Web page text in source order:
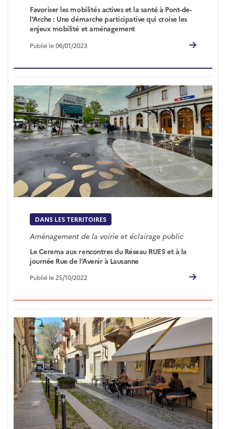
Favoriser les mobilités actives et la santé à Pont-de-
l'Arche : Une démarche participative qui croise les
enjeux mobilité et aménagement
Publié le 06/01/2023
DANS LES TERRITOIRES
Aménagement de la voirie et éclairage public
Le Cerema aux rencontres du Réseau RUES et à la
journée Rue de l’Avenir à Lausanne
Publié le 25/10/2022